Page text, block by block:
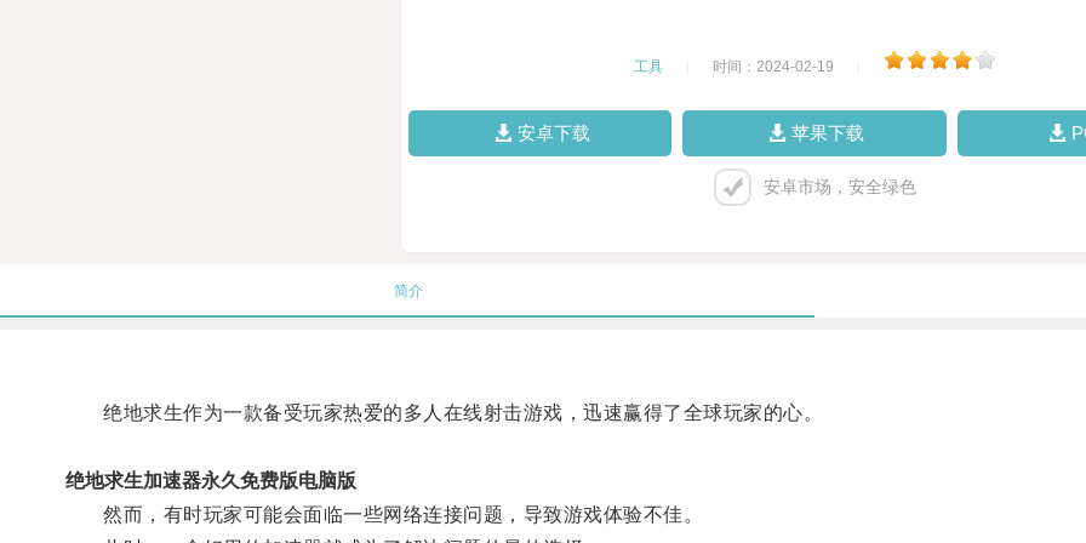
工具 时间：2024-02-19
安卓下载 苹果下载
安卓市场，安全绿色
简介
绝地求生作为一款备受玩家热爱的多人在线射击游戏，迅速赢得了全球玩家的心。
绝地求生加速器永久免费版电脑版
然而，有时玩家可能会面临一些网络连接问题，导致游戏体验不佳。